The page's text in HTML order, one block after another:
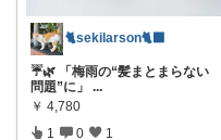
🐈sekilarson🐈‍⬛
☔🌿 「梅雨の“髪まとまらない
問題”に」 ...
￥ 4,780
1 0 1